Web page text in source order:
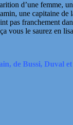
d’une femme,
une capitaine de
pas franchement
vous le saurez en
de Bussi, Duval